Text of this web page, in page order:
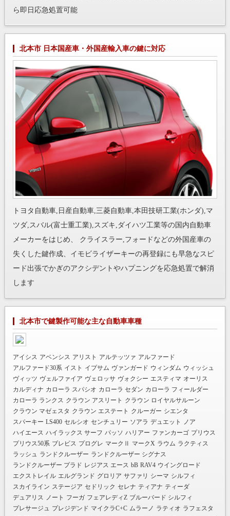
ら即日応急処置可能
北本市 日本国産車・外国産輸入車の鍵に対応
トヨタ自動車,日産自動車,三菱自動車,本田技研工業(ホンダ),マ
ツダ,スバル(富士重工業),スズキ,ダイハツ工業等の国内自動車
メーカーをはじめ、 クライスラー,フォードなどの外国産車の
失くした鍵作成、イモビライザーキーの再登録にも早急なスピ
ード出張でかぎのアクシデントやハプニングを応急処置で解消
します
北本市で鍵製作可能な主な自動車車種
アイシス アベンシス アリスト アルテッツァ アルファード
アルファード30系 イスト イプサム ヴァンガード ウィンダム ウィッシュ
ヴィッツ ヴェルファイア ヴェロッサ ヴォクシー エスティマ オーリス
カルディナ カローラ スパシオ カローラ セダン カローラ フィールダー
カローラ ランクス クラウン アスリート クラウン ロイヤルサルーン
クラウン マゼェスタ クラウン エステート クルーガー シエンタ
スパーキー LS400 セルシオ センチュリー ソアラ デュエット
ノア
ハイエース ハイラックス サーフ パッソ ハリアー ファンカーゴ プリウス
プリウス50系 ブレビス プログレ マークⅡ マークX ラウム ラクティス
ラッシュ ランドクルーザー ランドクルーザー シグナス
ランドクルーザー プラド レジアス エース bB RAV4 ウイングロード
エクストレイル エルグランド グロリア サファリ シーマ シルフィ
スカイライン ステージア セドリック セレナ ティアナ ティーダ
デュアリス
ノート フーガ フェアレディZ ブルーバード シルフィ
プレサージュ プレジデンド マイクラC+C ムラーノ ラティオ ラフェスタ